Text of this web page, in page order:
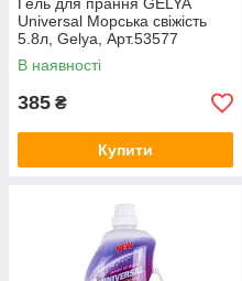
Universal Морська свіжість
5.8л, Gelya, Арт.53577
В наявності
385 ₴
Купити